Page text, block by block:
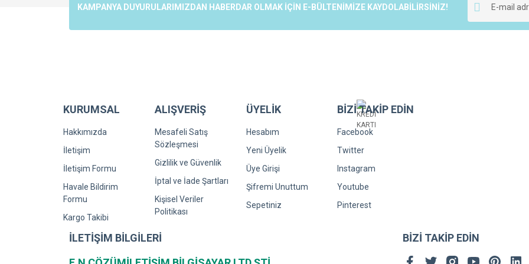
Ürün açıklamasında eksik bilgiler bulunuyor.
KAMPANYA DUYURULARIMIZDAN HABERDAR OLMAK İÇİN E-BÜLTENİMİZE KAYDOLABİLİRSİNİZ!
KURUMSAL
Hakkımızda
İletişim
İletişim Formu
Havale Bildirim
Formu
Kargo Takibi
ALIŞVERİŞ
Mesafeli Satış
Sözleşmesi
Gizlilik ve Güvenlik
İptal ve İade Şartları
Kişisel Veriler
Politikası
ÜYELİK
Hesabım
Yeni Üyelik
Üye Girişi
Şifremi Unuttum
Sepetiniz
BİZİ TAKİP EDİN
Facebook
Twitter
Instagram
Youtube
Pinterest
İLETİŞİM BİLGİLERİ
BİZİ TAKİP EDİN